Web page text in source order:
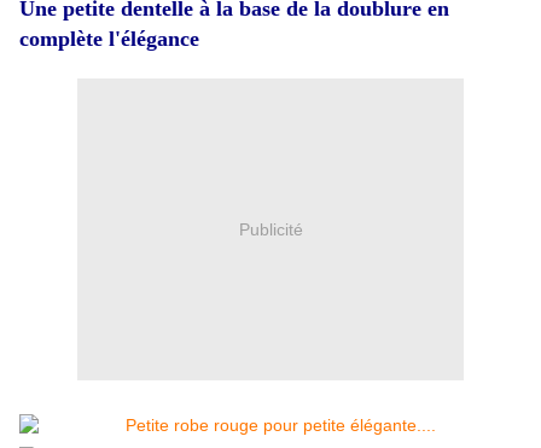
Une petite dentelle à la base de la doublure en
complète l'élégance
Publicité